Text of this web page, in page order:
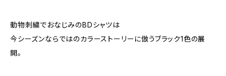
動物刺繍でおなじみのBDシャツは
今シーズンならではのカラーストーリーに倣うブラック1色の展
開。